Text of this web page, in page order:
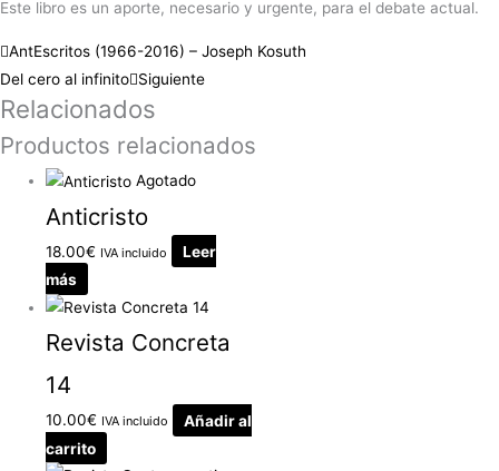
Este libro es un aporte, necesario y urgente, para el debate actual.
AntEscritos (1966-2016) – Joseph Kosuth
Del cero al infinito Siguiente
Relacionados
Productos relacionados
Agotado
Anticristo
18.00€ IVA incluido
Leer
más
Revista Concreta
14
10.00€ IVA incluido
Añadir al
carrito